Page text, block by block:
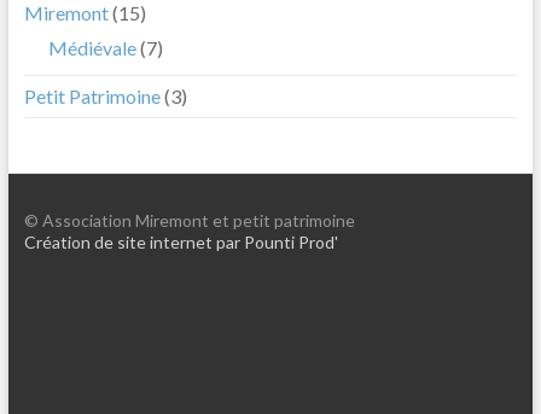
Miremont(15)
Médiévale(7)
Petit Patrimoine(3)
© Association Miremont et petit patrimoine
Création de site internet par Pounti Prod'